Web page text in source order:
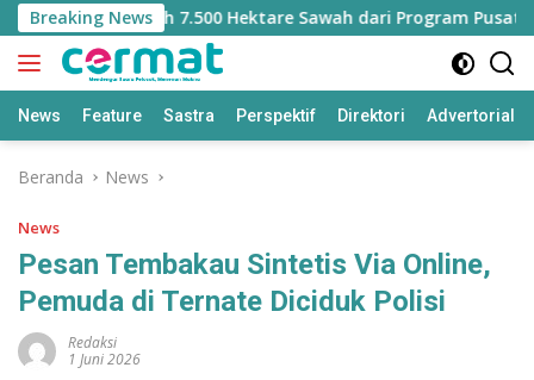
Langsung
ke
konten
Breaking News
Jatah 7.500 Hektare Sawah dari Program Pusat
News Feature Sastra Perspektif Direktori Advertorial
Beranda News
News
Pesan Tembakau Sintetis Via Online,
Pemuda di Ternate Diciduk Polisi
Redaksi
1 Juni 2026